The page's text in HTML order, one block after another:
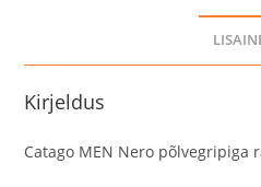
Kirjeldus
Catago MEN Nero põlvegripiga